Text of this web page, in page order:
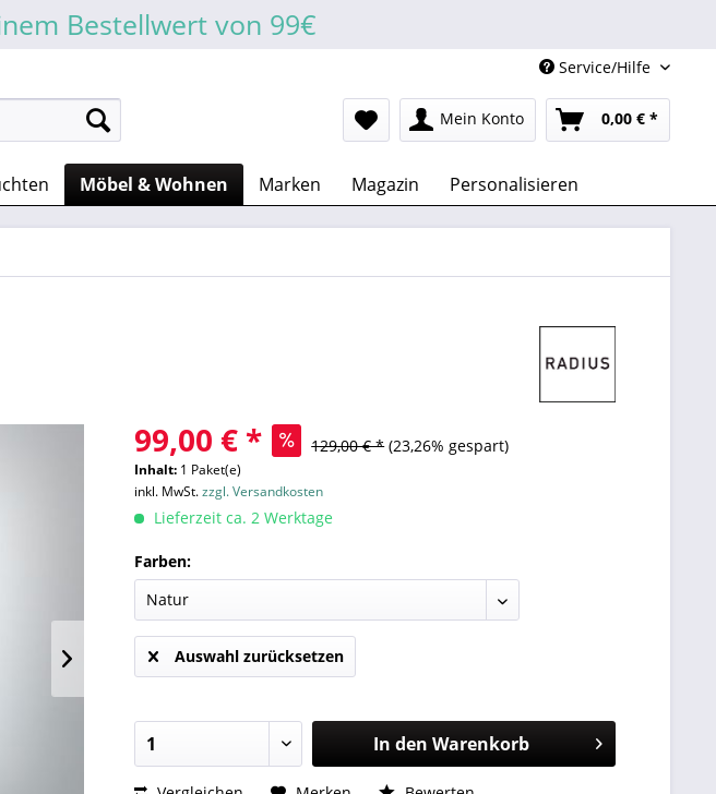
Bestellwert von 99€
Service/Hilfe
Mein Konto 0,00 € *
Möbel & Wohnen Marken Magazin Personalisieren
99,00 € * 129,00 € * (23,26% gespart)
Inhalt: 1 Paket(e)
inkl. MwSt.zzgl. Versandkosten
Lieferzeit ca. 2 Werktage
Farben:
Auswahl zurücksetzen
In den Warenkorb